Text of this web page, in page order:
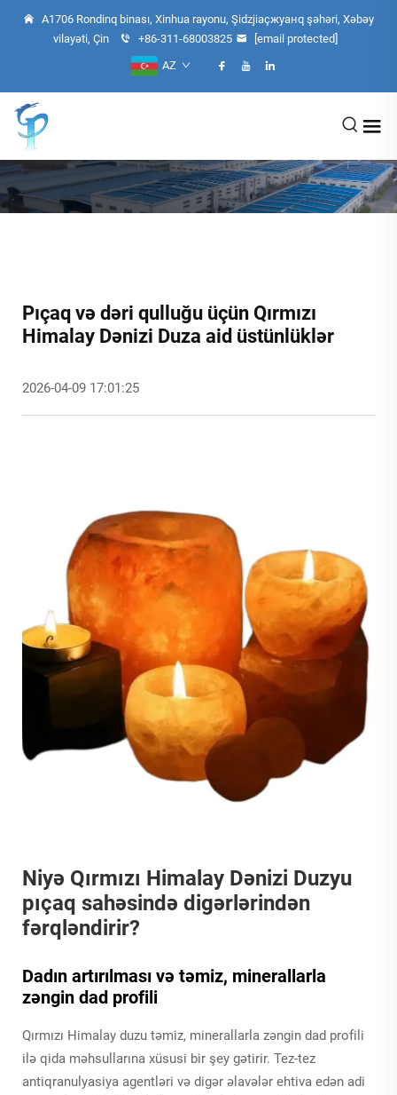
A1706 Rondinq binası, Xinhua rayonu, Şidzjiaçжуанq şəhəri, Xəbəy
vilayəti, Çin
+86-311-68003825
[email protected]
AZ
Pıçaq və dəri qulluğu üçün Qırmızı
Himalay Dənizi Duza aid üstünlüklər
2026-04-09 17:01:25
Niyə Qırmızı Himalay Dənizi Duzyu
pıçaq sahəsində digərlərindən
fərqləndirir?
Dadın artırılması və təmiz, minerallarla
zəngin dad profili
Qırmızı Himalay duzu təmiz, minerallarla zəngin dad profili
ilə qida məhsullarına xüsusi bir şey gətirir. Tez-tez
antiqranulyasiya agentləri və digər əlavələr ehtiva edən adi